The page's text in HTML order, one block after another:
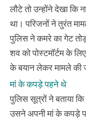
लौटे तो उन्होंने देखा
था। परिजनों ने तुरंत
पुलिस ने कमरे का गेट
शव को पोस्टमॉर्टम के
के बयान लेकर मामले की
मां के कपड़े पहने थे:
पुलिस सूत्रों ने बताया
उसने अपनी मां के कपड़े